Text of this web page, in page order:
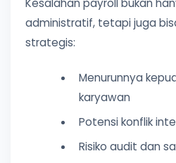
Kesalahan payroll bukan
administratif, tetapi juga
strategis:
Menurunnya
karyawan
Potensi konflik
Risiko audit dan